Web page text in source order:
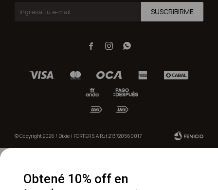
SUSCRIBIRME
  
© Copyright 2026 / Dixie / FORTER S.A Rut 213720560017
Obtené 10% off en